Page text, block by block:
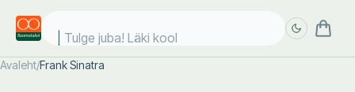
Tulge juba! Läki kooli
Avaleht/Frank Sinatra